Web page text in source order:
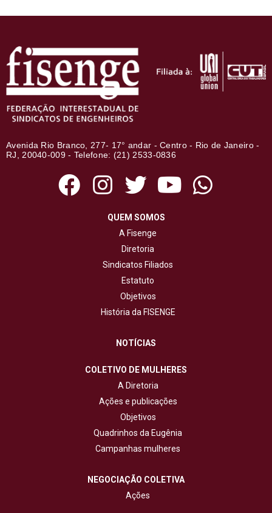
Avenida Rio Branco, 277- 17° andar - Centro - Rio de Janeiro -
RJ, 20040-009 - Telefone: (21) 2533-0836
QUEM SOMOS
A Fisenge
Diretoria
Sindicatos Filiados
Estatuto
Objetivos
História da FISENGE
NOTÍCIAS
COLETIVO DE MULHERES
A Diretoria
Ações e publicações
Objetivos
Quadrinhos da Eugênia
Campanhas mulheres
NEGOCIAÇÃO COLETIVA
Ações